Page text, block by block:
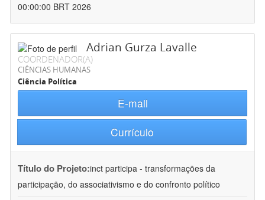
00:00:00 BRT 2026
Adrian Gurza Lavalle
COORDENADOR(A)
CIÊNCIAS HUMANAS
Ciência Política
E-mail
Currículo
Título do Projeto:inct participa - transformações da
participação, do associativismo e do confronto político